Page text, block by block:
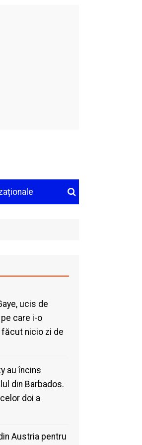
ucis de
care i-o
făcut nicio zi de
au încins
din Barbados.
doi a
Austria pentru